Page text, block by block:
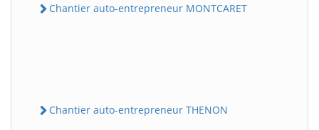
Chantier auto-entrepreneur MONTCARET
Chantier auto-entrepreneur THENON